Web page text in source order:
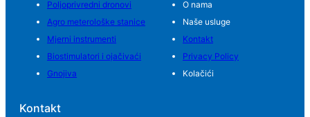
Poljoprivredni dronovi
Agro meterološke stanice
Mjerni instrumenti
Biostimulatori i ojačivaći
Gnojiva
O nama
Naše usluge
Kontakt
Privacy Policy
Kolačići
Kontakt